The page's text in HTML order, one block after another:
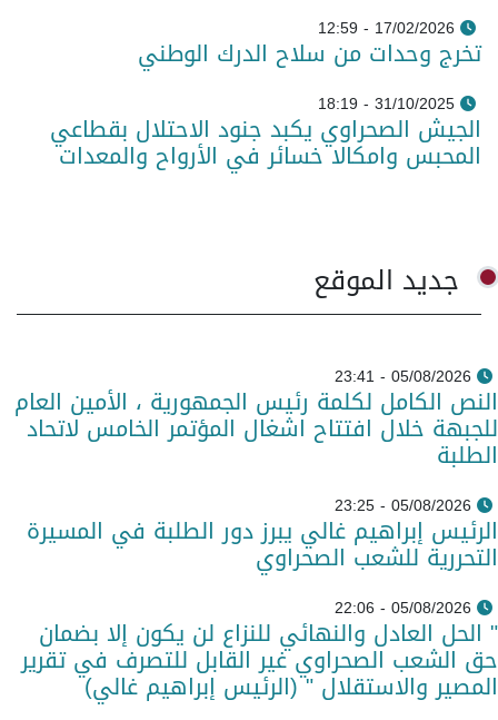
17/02/2026 - 12:59
تخرج وحدات من سلاح الدرك الوطني
31/10/2025 - 18:19
الجيش الصحراوي يكبد جنود الاحتلال بقطاعي
المحبس وامكالا خسائر في الأرواح والمعدات
جديد الموقع
05/08/2026 - 23:41
النص الكامل لكلمة رئيس الجمهورية ، الأمين العام
للجبهة خلال افتتاح اشغال المؤتمر الخامس لاتحاد
الطلبة
05/08/2026 - 23:25
الرئيس إبراهيم غالي يبرز دور الطلبة في المسيرة
التحررية للشعب الصحراوي
05/08/2026 - 22:06
" الحل العادل والنهائي للنزاع لن يكون إلا بضمان
حق الشعب الصحراوي غير القابل للتصرف في تقرير
المصير والاستقلال " (الرئيس إبراهيم غالي)